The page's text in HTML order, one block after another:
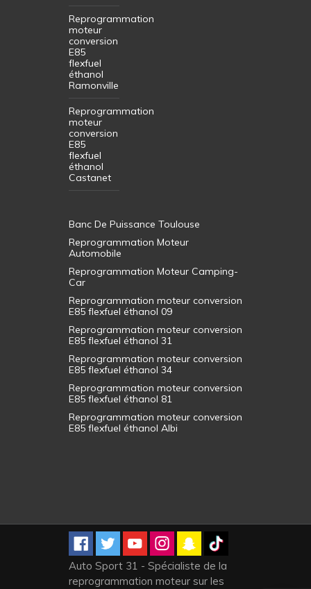
Reprogrammation
moteur
conversion
E85
flexfuel
éthanol
Ramonville
Reprogrammation
moteur
conversion
E85
flexfuel
éthanol
Castanet
Banc De Puissance Toulouse
Reprogrammation Moteur
Automobile
Reprogrammation Moteur Camping-
Car
Reprogrammation moteur conversion
E85 flexfuel éthanol 09
Reprogrammation moteur conversion
E85 flexfuel éthanol 31
Reprogrammation moteur conversion
E85 flexfuel éthanol 34
Reprogrammation moteur conversion
E85 flexfuel éthanol 81
Reprogrammation moteur conversion
E85 flexfuel éthanol Albi
Auto Sport 31 - Spécialiste de la
reprogrammation moteur sur les